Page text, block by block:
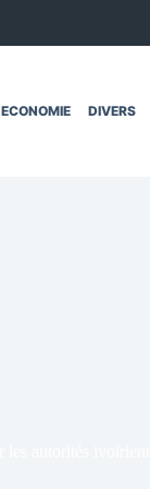
ECONOMIE DIVERS